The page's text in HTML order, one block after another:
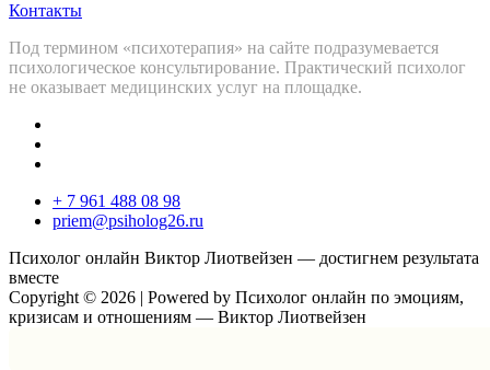
Контакты
Под термином «психотерапия» на сайте подразумевается
психологическое консультирование. Практический психолог
не оказывает медицинских услуг на площадке.
+ 7 961 488 08 98
priem@psiholog26.ru
Психолог онлайн Виктор Лиотвейзен — достигнем результата
вместе
Copyright © 2026 | Powered by Психолог онлайн по эмоциям,
кризисам и отношениям — Виктор Лиотвейзен